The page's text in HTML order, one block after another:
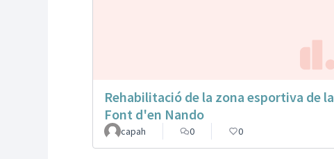
Rehabilitació de la zona esportiva de la
Font d'en Nando
capah 0 0